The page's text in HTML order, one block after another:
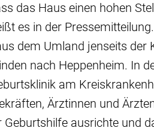
das Haus einen hohen
es in der
dem Umland jenseits der
nach Heppenheim. In
am
Ärztinnen und
ausrichte und